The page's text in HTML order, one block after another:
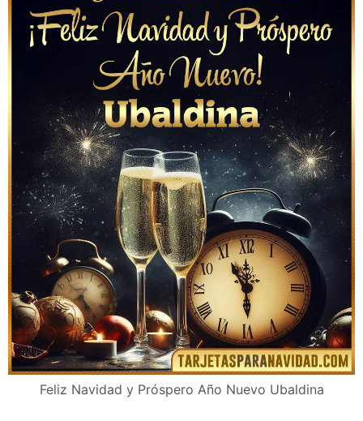
Feliz Navidad y Próspero Año Nuevo Ubaldina